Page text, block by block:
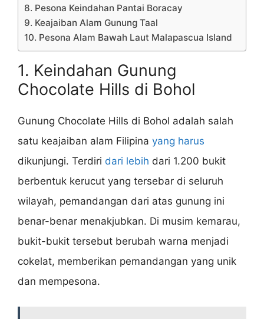
8. Pesona Keindahan Pantai Boracay
9. Keajaiban Alam Gunung Taal
10. Pesona Alam Bawah Laut Malapascua Island
1. Keindahan Gunung
Chocolate Hills di Bohol
Gunung Chocolate Hills di Bohol adalah salah
satu keajaiban alam Filipina yang harus
dikunjungi. Terdiri dari lebih dari 1.200 bukit
berbentuk kerucut yang tersebar di seluruh
wilayah, pemandangan dari atas gunung ini
benar-benar menakjubkan. Di musim kemarau,
bukit-bukit tersebut berubah warna menjadi
cokelat, memberikan pemandangan yang unik
dan mempesona.